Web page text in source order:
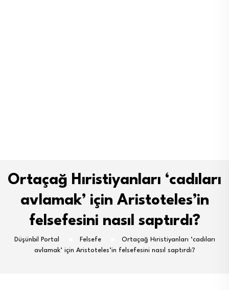
Ortaçağ Hıristiyanları ‘cadıları
avlamak’ için Aristoteles’in
felsefesini nasıl saptırdı?
Düşünbil Portal Felsefe
Ortaçağ Hıristiyanları ‘cadıları
avlamak’ için Aristoteles’in felsefesini nasıl saptırdı?